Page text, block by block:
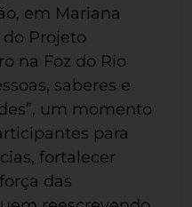
em Mariana
do Projeto
na Foz do Rio
saberes e
um momento
para
fortalecer
das